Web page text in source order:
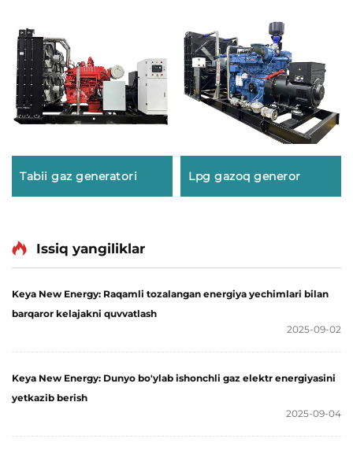
Tabii gaz generatori Lpg gazoq generor
Issiq yangiliklar
Keya New Energy: Raqamli tozalangan energiya yechimlari bilan
barqaror kelajakni quvvatlash
2025-09-02
Keya New Energy: Dunyo bo'ylab ishonchli gaz elektr energiyasini
yetkazib berish
2025-09-04